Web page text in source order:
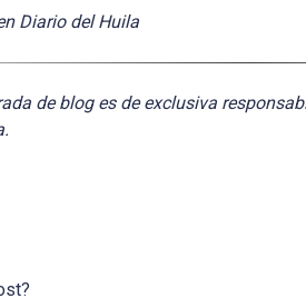
Diario del Huila
de blog es de exclusiva